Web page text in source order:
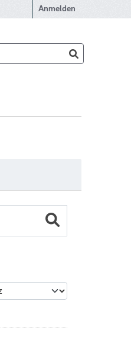
Anmelden